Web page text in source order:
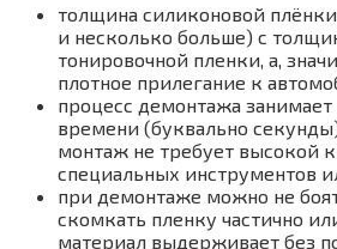
толщина силиконовой
и несколько больше) с
тонировочной пленки, а,
плотное прилегание к
процесс демонтажа
времени (буквально
монтаж не требует высокой
специальных инструментов
при демонтаже можно не
скомкать пленку частично
материал выдерживает без